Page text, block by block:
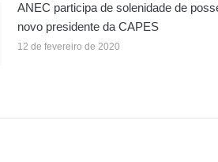
ANEC participa de solenidade de
novo presidente da CAPES
12 de fevereiro de 2020